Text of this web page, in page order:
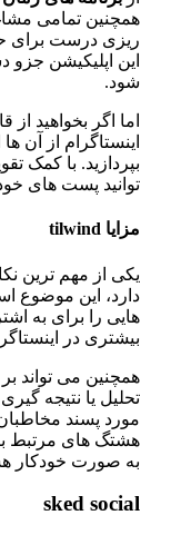
تمامی مشاغل می‌
درست برای حساب‌
اپلیکیشن جزو
اگر بخواهید از
از آن ها
با کمک
پست‌ های خود را
از مهم‌ ترین نکات
این موضوع است
را برای به‌ اشتراک‌
در اینستاگرام
می‌ تواند بر
یا نتیجه‌ گیری به
پسند مخاطبان بوده‌
های مرتبط با پست
صورت خودکار هشتگ‌
sked